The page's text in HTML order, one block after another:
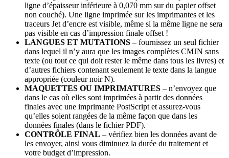
ligne d’épaisseur inférieure à 0,070 mm sur du papier offset
non couché). Une ligne imprimée sur les imprimantes et les
traceurs Jet d’encre est visible, même si la même ligne ne sera
pas visible en cas d’impression finale offset !
LANGUES ET MUTATIONS – fournissez un seul fichier
dans lequel il n’y aura que les images complètes CMJN sans
texte (ou tout ce qui doit rester le même dans tous les livres) et
d’autres fichiers contenant seulement le texte dans la langue
appropriée (couleur noir N).
MAQUETTES OU IMPRIMATURES – n’envoyez que
dans le cas où elles sont imprimées à partir des données
finales avec une imprimante PostScript et assurez-vous
qu’elles soient rangées de la même façon que dans les
données finales (dans le fichier PDF).
CONTRÔLE FINAL – vérifiez bien les données avant de
les envoyer, ainsi vous diminuez la durée du traitement et
votre budget d’impression.